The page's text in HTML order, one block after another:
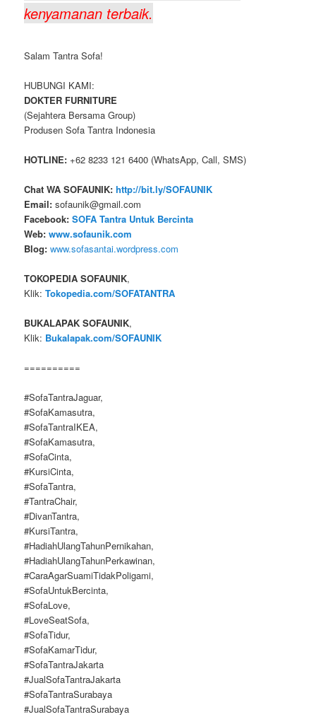
kenyamanan terbaik.
Salam Tantra Sofa!
HUBUNGI KAMI:
DOKTER FURNITURE
(Sejahtera Bersama Group)
Produsen Sofa Tantra Indonesia
HOTLINE: +62 8233 121 6400 (WhatsApp, Call, SMS)
Chat WA SOFAUNIK: http://bit.ly/SOFAUNIK
Email: sofaunik@gmail.com
Facebook:SOFA Tantra Untuk Bercinta
Web: www.sofaunik.com
Blog: www.sofasantai.wordpress.com
TOKOPEDIA SOFAUNIK,
Klik:Tokopedia.com/SOFATANTRA
BUKALAPAK SOFAUNIK,
Klik: Bukalapak.com/SOFAUNIK
==========
#SofaTantraJaguar,
#SofaKamasutra,
#SofaTantraIKEA,
#SofaKamasutra,
#SofaCinta,
#KursiCinta,
#SofaTantra,
#TantraChair,
#DivanTantra,
#KursiTantra,
#HadiahUlangTahunPernikahan,
#HadiahUlangTahunPerkawinan,
#CaraAgarSuamiTidakPoligami,
#SofaUntukBercinta,
#SofaLove,
#LoveSeatSofa,
#SofaTidur,
#SofaKamarTidur,
#SofaTantraJakarta
#JualSofaTantraJakarta
#SofaTantraSurabaya
#JualSofaTantraSurabaya